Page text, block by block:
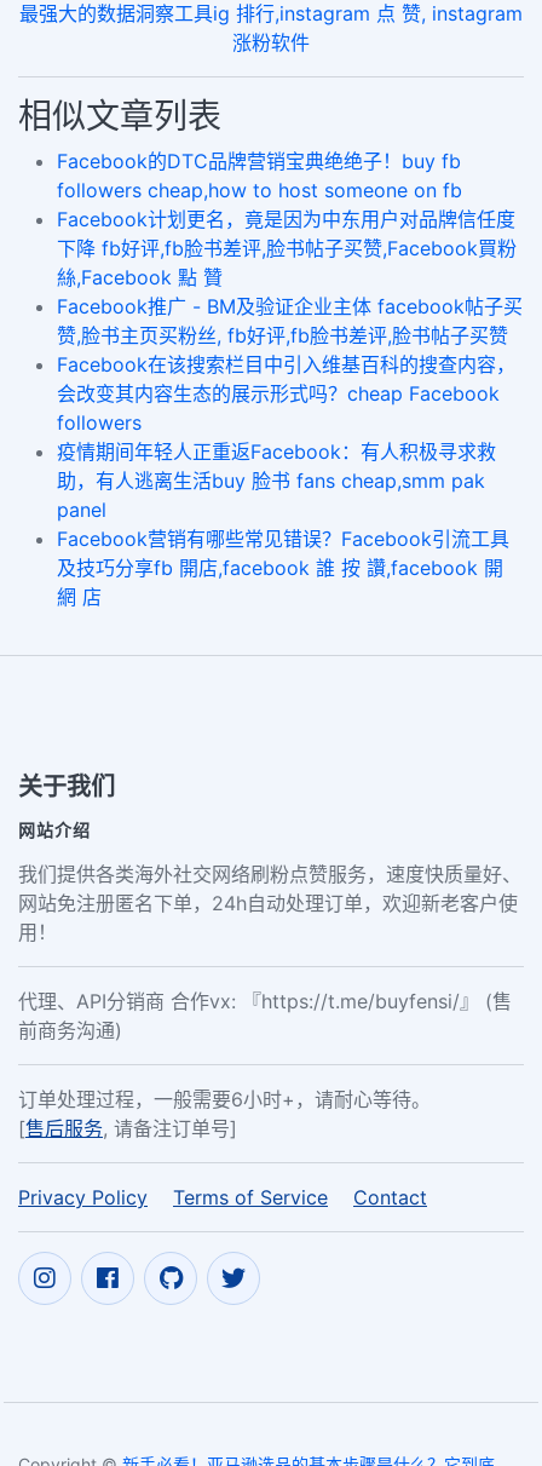
最强大的数据洞察工具ig 排行,instagram 点 赞, instagram
涨粉软件
相似文章列表
Facebook的DTC品牌营销宝典绝绝子！buy fb
followers cheap,how to host someone on fb
​Facebook计划更名，竟是因为中东用户对品牌信任度
下降 fb好评,fb脸书差评,脸书帖子买赞,Facebook買粉
絲,Facebook 點 贊
Facebook推广 - BM及验证企业主体 facebook帖子买
赞,脸书主页买粉丝, fb好评,fb脸书差评,脸书帖子买赞
Facebook在该搜索栏目中引入维基百科的搜查内容，
会改变其内容生态的展示形式吗？cheap Facebook
followers
疫情期间年轻人正重返Facebook：有人积极寻求救
助，有人逃离生活buy 脸书 fans cheap,smm pak
panel
Facebook营销有哪些常见错误？Facebook引流工具
及技巧分享fb 開店,facebook 誰 按 讚,facebook 開
網 店
关于我们
网站介绍
我们提供各类海外社交网络刷粉点赞服务，速度快质量好、
网站免注册匿名下单，24h自动处理订单，欢迎新老客户使
用！
代理、API分销商 合作vx: 『https://t.me/buyfensi/』 (售
前商务沟通)
订单处理过程，一般需要6小时+，请耐心等待。
[售后服务, 请备注订单号]
Privacy Policy Terms of Service Contact